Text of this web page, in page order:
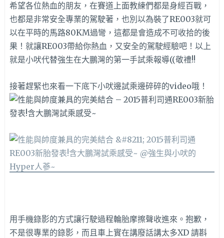
希望各位熱血的朋友，在賽道上面教練們都是身經百戰，
也都是非常安全專業的駕駛著，也別以為裝了RE003就可
以在平時的馬路80KM過彎，這都是會造成不可收拾的後
果！就讓RE003帶給你熱血，又安全的駕駛經驗吧！以上
就是小吠代替強生在大鵬灣的第一手試乘報導((敬禮!!
接著趕緊也來看一下底下小吠邊試乘邊碎碎的video哦！
用手機錄影的方式讓行駛過程輪胎摩擦聲收進來。抱歉，
不是很專業的錄影，而且車上實在講廢話講太多XD 請斟